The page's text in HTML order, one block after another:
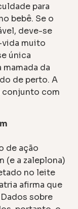
para
bebê. Se o
deve-se
muito
única
da
de perto. A
conjunto com
de ação
(e a zaleplona)
no leite
afirma que
sobre